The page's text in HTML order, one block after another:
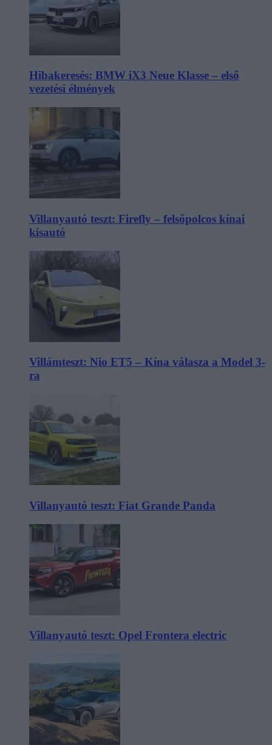
Hibakeresés: BMW iX3 Neue Klasse – első
vezetési élmények
Villanyautó teszt: Firefly – felsőpolcos kínai
kisautó
Villámteszt: Nio ET5 – Kína válasza a Model 3-
ra
Villanyautó teszt: Fiat Grande Panda
Villanyautó teszt: Opel Frontera electric